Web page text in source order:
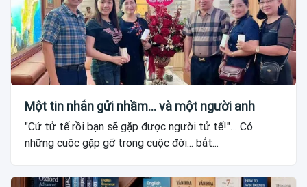
Một tin nhắn gửi nhầm... và một người anh
"Cứ tử tế rồi bạn sẽ gặp được người tử tế!"… Có
những cuộc gặp gỡ trong cuộc đời... bắt...